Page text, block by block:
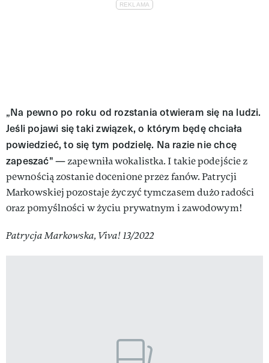
„Na pewno po roku od rozstania otwieram się na ludzi.
Jeśli pojawi się taki związek, o którym będę chciała
powiedzieć, to się tym podzielę. Na razie nie chcę
zapeszać"— zapewniła wokalistka. I takie podejście z
pewnością zostanie docenione przez fanów. Patrycji
Markowskiej pozostaje życzyć tymczasem dużo radości
oraz pomyślności w życiu prywatnym i zawodowym!
Patrycja Markowska, Viva! 13/2022